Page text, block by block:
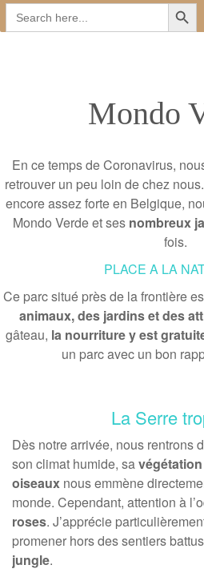
Search
for:
Main
menu
Skip
Mondo
En ce temps de Coronavirus,
retrouver un peu loin de chez
encore assez forte en Belgique,
Mondo Verde et ses nombreux
fois.
PLACE A LA
Ce parc situé près de la frontière
animaux, des jardins et des
gâteau, la nourriture y est
un parc avec un bon
La Serre
Dès notre arrivée, nous rentrons
son climat humide, sa
oiseaux nous emmène
monde. Cependant, attention à
roses. J’apprécie
promener hors des sentiers
jungle.